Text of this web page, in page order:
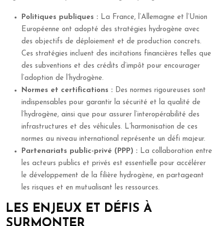
Politiques publiques : La France, l’Allemagne et l’Union
Européenne ont adopté des stratégies hydrogène avec
des objectifs de déploiement et de production concrets.
Ces stratégies incluent des incitations financières telles que
des subventions et des crédits d’impôt pour encourager
l’adoption de l’hydrogène.
Normes et certifications : Des normes rigoureuses sont
indispensables pour garantir la sécurité et la qualité de
l’hydrogène, ainsi que pour assurer l’interopérabilité des
infrastructures et des véhicules. L’harmonisation de ces
normes au niveau international représente un défi majeur.
Partenariats public-privé (PPP) : La collaboration entre
les acteurs publics et privés est essentielle pour accélérer
le développement de la filière hydrogène, en partageant
les risques et en mutualisant les ressources.
LES ENJEUX ET DÉFIS À
SURMONTER